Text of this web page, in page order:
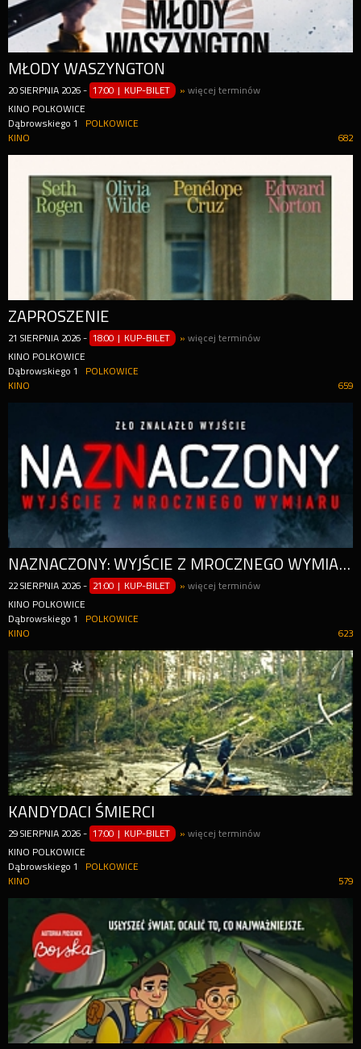
MŁODY WASZYNGTON
20 SIERPNIA 2026 - 17:00 | KUP-BILET »więcej terminów
KINO POLKOWICE
Dąbrowskiego 1
POLKOWICE
682
KINO
ZAPROSZENIE
21 SIERPNIA 2026 - 18:00 | KUP-BILET »więcej terminów
KINO POLKOWICE
Dąbrowskiego 1
POLKOWICE
659
KINO
NAZNACZONY: WYJŚCIE Z MROCZNEGO WYMIARU
22 SIERPNIA 2026 - 21:00 | KUP-BILET »więcej terminów
KINO POLKOWICE
Dąbrowskiego 1
POLKOWICE
623
KINO
KANDYDACI ŚMIERCI
29 SIERPNIA 2026 - 17:00 | KUP-BILET »więcej terminów
KINO POLKOWICE
Dąbrowskiego 1
POLKOWICE
579
KINO